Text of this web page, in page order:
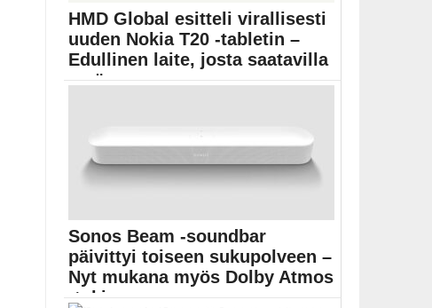
HMD Global esitteli virallisesti
uuden Nokia T20 -tabletin –
Edullinen laite, josta saatavilla
myös ...
Android
Sonos Beam -soundbar
päivittyi toiseen sukupolveen –
Nyt mukana myös Dolby Atmos
-tuki